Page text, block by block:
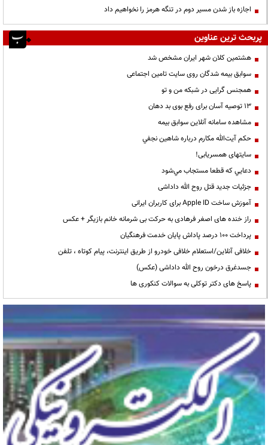
اجازه باز شدن مسیر دوم در تنگه هرمز را نخواهیم داد
پربحث ترین عناوین
هشتمین کلان شهر ایران مشخص شد
سوابق بیمه شدگان روی سایت تامین اجتماعی
همجنس گرایی در شبکه من و تو
13 توصیه آسان برای رفع بوی بد دهان
مشاهده سامانه آنلاين سوابق بیمه
حكم آيت‌الله مكارم درباره شاهين نجفي
سایتهای همسریابی!
دعايي كه قطعا مستجاب مي‌شود
جزئیات جدید قتل روح الله داداشی
آموزش ساخت Apple ID برای کاربران ایرانی
راز خنده های اصغر فرهادی به حرکت بی شرمانه خانم بازیگر + عکس
پرداخت ۱۰۰ درصد پاداش پایان خدمت فرهنگیان
خلافی آنلاین/استعلام خلافی خودرو از طریق اینترنت، پیام کوتاه ، تلفن
جسدغرق درخون روح الله داداشی (عکس)
پاسخ های دکتر توکلی به سوالات کنکوری ها